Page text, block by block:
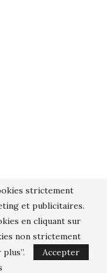
strictement
et publicitaires.
en cliquant sur
non strictement
Accepter